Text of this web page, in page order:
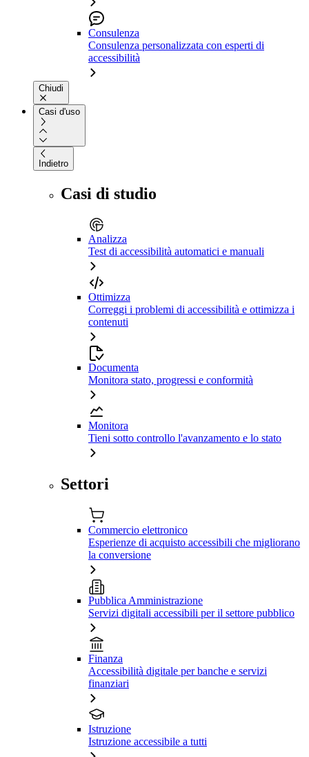
Consulenza
Consulenza personalizzata con esperti di
accessibilità
Chiudi
Casi d'uso
Indietro
Casi di studio
Analizza
Test di accessibilità automatici e manuali
Ottimizza
Correggi i problemi di accessibilità e ottimizza i
contenuti
Documenta
Monitora stato, progressi e conformità
Monitora
Tieni sotto controllo l'avanzamento e lo stato
Settori
Commercio elettronico
Esperienze di acquisto accessibili che migliorano
la conversione
Pubblica Amministrazione
Servizi digitali accessibili per il settore pubblico
Finanza
Accessibilità digitale per banche e servizi
finanziari
Istruzione
Istruzione accessibile a tutti